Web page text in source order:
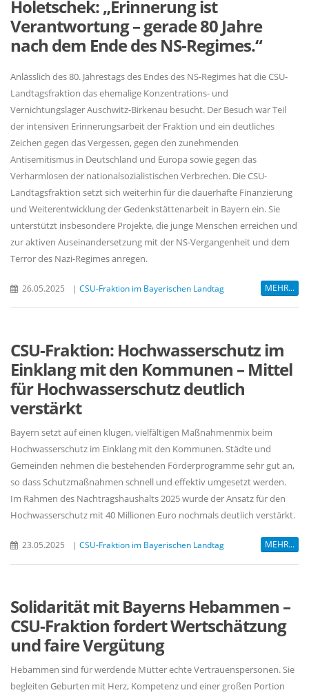
Holetschek: „Erinnerung ist
Verantwortung – gerade 80 Jahre
nach dem Ende des NS-Regimes.“
Anlässlich des 80. Jahrestags des Endes des NS-Regimes hat die CSU-
Landtagsfraktion das ehemalige Konzentrations- und
Vernichtungslager Auschwitz-Birkenau besucht. Der Besuch war Teil
der intensiven Erinnerungsarbeit der Fraktion und ein deutliches
Zeichen gegen das Vergessen, gegen den zunehmenden
Antisemitismus in Deutschland und Europa sowie gegen das
Verharmlosen der nationalsozialistischen Verbrechen. Die CSU-
Landtagsfraktion setzt sich weiterhin für die dauerhafte Finanzierung
und Weiterentwicklung der Gedenkstättenarbeit in Bayern ein. Sie
unterstützt insbesondere Projekte, die junge Menschen erreichen und
zur aktiven Auseinandersetzung mit der NS-Vergangenheit und dem
Terror des Nazi-Regimes anregen.
26.05.2025 | CSU-Fraktion im Bayerischen Landtag MEHR...
CSU-Fraktion: Hochwasserschutz im
Einklang mit den Kommunen – Mittel
für Hochwasserschutz deutlich
verstärkt
Bayern setzt auf einen klugen, vielfältigen Maßnahmenmix beim
Hochwasserschutz im Einklang mit den Kommunen. Städte und
Gemeinden nehmen die bestehenden Förderprogramme sehr gut an,
so dass Schutzmaßnahmen schnell und effektiv umgesetzt werden.
Im Rahmen des Nachtragshaushalts 2025 wurde der Ansatz für den
Hochwasserschutz mit 40 Millionen Euro nochmals deutlich verstärkt.
23.05.2025 | CSU-Fraktion im Bayerischen Landtag MEHR...
Solidarität mit Bayerns Hebammen –
CSU-Fraktion fordert Wertschätzung
und faire Vergütung
Hebammen sind für werdende Mütter echte Vertrauenspersonen. Sie
begleiten Geburten mit Herz, Kompetenz und einer großen Portion